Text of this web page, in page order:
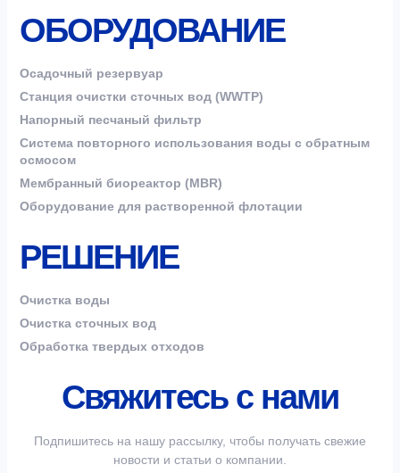
ОБОРУДОВАНИЕ
Осадочный резервуар
Станция очистки сточных вод (WWTP)
Напорный песчаный фильтр
Система повторного использования воды с обратным
осмосом
Мембранный биореактор (MBR)
Оборудование для растворенной флотации
РЕШЕНИЕ
Очистка воды
Очистка сточных вод
Обработка твердых отходов
Свяжитесь с нами
Подпишитесь на нашу рассылку, чтобы получать свежие
новости и статьи о компании.